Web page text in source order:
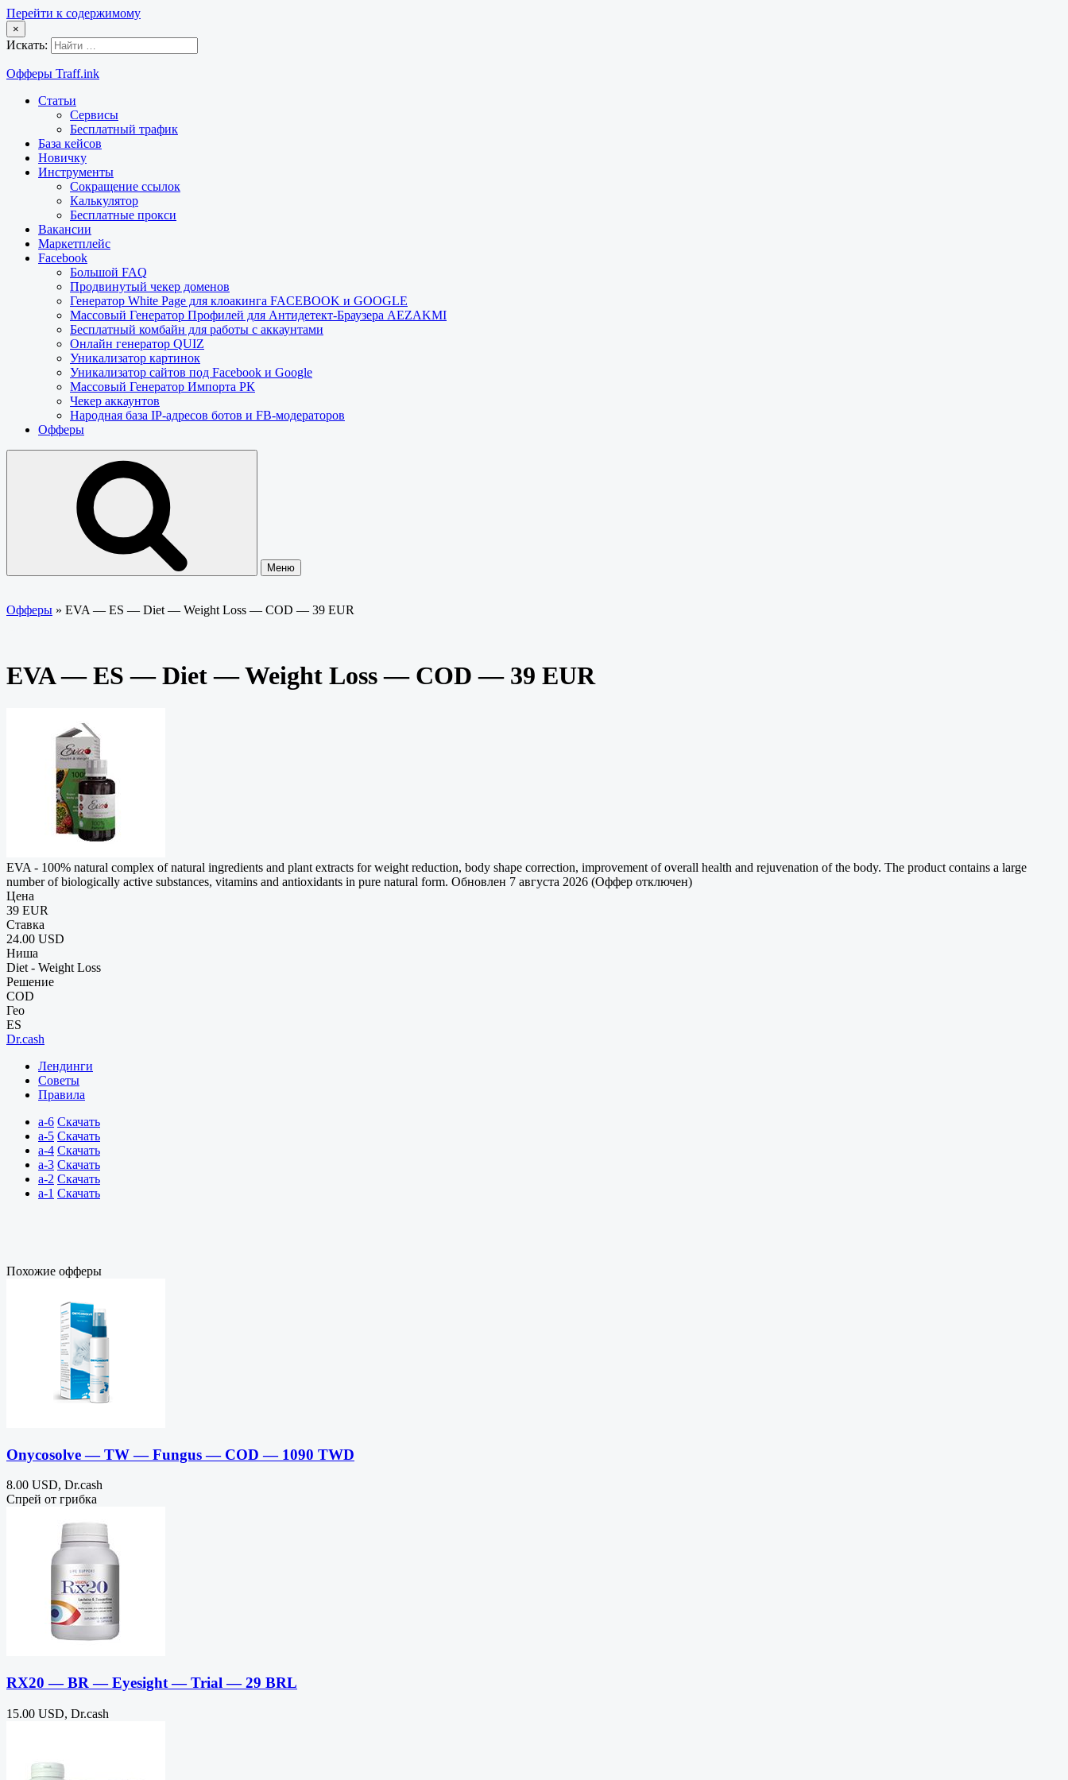
Перейти к содержимому
×
Искать:
Офферы Traff.ink
Статьи
Сервисы
Бесплатный трафик
База кейсов
Новичку
Инструменты
Сокращение ссылок
Калькулятор
Бесплатные прокси
Вакансии
Маркетплейс
Facebook
Большой FAQ
Продвинутый чекер доменов
Генератор White Page для клоакинга FACEBOOK и GOOGLE
Массовый Генератор Профилей для Антидетект-Браузера AEZAKMI
Бесплатный комбайн для работы с аккаунтами
Онлайн генератор QUIZ
Уникализатор картинок
Уникализатор сайтов под Facebook и Google
Массовый Генератор Импорта РК
Чекер аккаунтов
Народная база IP-адресов ботов и FB-модераторов
Офферы
Меню
Офферы » EVA — ES — Diet — Weight Loss — COD — 39 EUR
EVA — ES — Diet — Weight Loss — COD — 39 EUR
EVA - 100% natural complex of natural ingredients and plant extracts for weight reduction, body shape correction, improvement of overall health and rejuvenation of the body. The product contains a large
number of biologically active substances, vitamins and antioxidants in pure natural form. Обновлен 7 августа 2026 (Оффер отключен)
Цена
39 EUR
Ставка
24.00 USD
Ниша
Diet - Weight Loss
Решение
COD
Гео
ES
Dr.cash
Лендинги
Советы
Правила
a-6 Скачать
a-5 Скачать
a-4 Скачать
a-3 Скачать
a-2 Скачать
a-1 Скачать
Похожие офферы
Onycosolve — TW — Fungus — COD — 1090 TWD
8.00 USD, Dr.cash
Cпрей от грибка
RX20 — BR — Eyesight — Trial — 29 BRL
15.00 USD, Dr.cash